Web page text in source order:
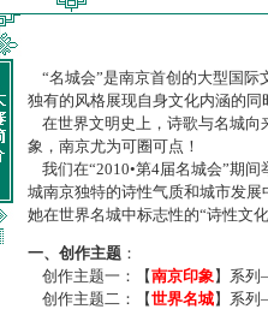
“名城会”是南京首创的大型国际
独有的风格展现自身文化内涵的
在世界文明史上，诗歌与名城向
象，南京尤为可圈可点！
我们在“2010•第4届名城会”期
城南京独特的诗性气质和城市发
她在世界名城中标志性的“诗性文
一、创作主题 ：
创作主题一：【南京印象】系
创作主题二：【世界名城】系